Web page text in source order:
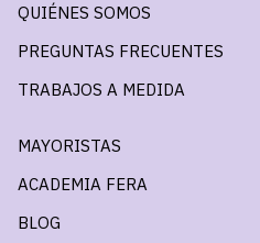
QUIÉNES SOMOS
PREGUNTAS FRECUENTES
TRABAJOS A MEDIDA
MAYORISTAS
ACADEMIA FERA
BLOG